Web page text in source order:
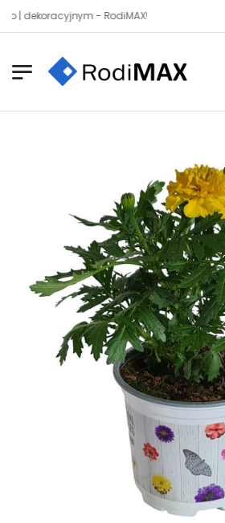
- RodiMAX!